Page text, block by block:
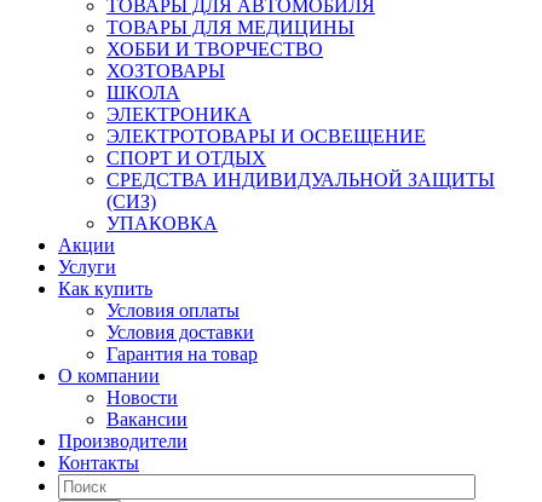
ТОВАРЫ ДЛЯ АВТОМОБИЛЯ
ТОВАРЫ ДЛЯ МЕДИЦИНЫ
ХОББИ И ТВОРЧЕСТВО
ХОЗТОВАРЫ
ШКОЛА
ЭЛЕКТРОНИКА
ЭЛЕКТРОТОВАРЫ И ОСВЕЩЕНИЕ
СПОРТ И ОТДЫХ
СРЕДСТВА ИНДИВИДУАЛЬНОЙ ЗАЩИТЫ
(СИЗ)
УПАКОВКА
Акции
Услуги
Как купить
Условия оплаты
Условия доставки
Гарантия на товар
О компании
Новости
Вакансии
Производители
Контакты